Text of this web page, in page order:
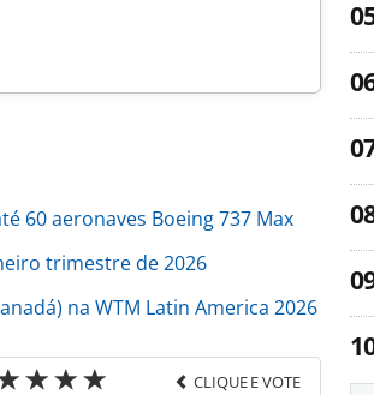
60 aeronaves Boeing 737 Max
trimestre de 2026
na WTM Latin America 2026
CLIQUE E VOTE